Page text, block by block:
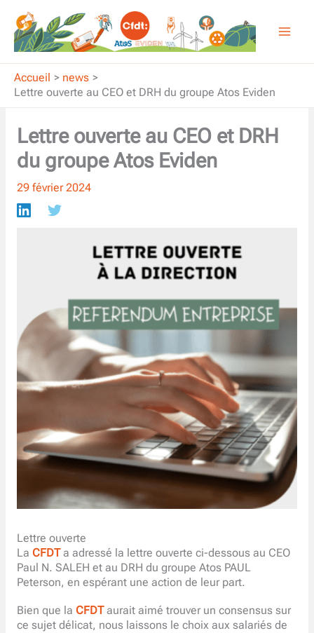
contenu
Accueil
news
Lettre ouverte au CEO et DRH du groupe Atos Eviden
Lettre ouverte au CEO et DRH
du groupe Atos Eviden
29 février 2024
Lettre ouverte
La CFDT a adressé la lettre ouverte ci-dessous au CEO
Paul N. SALEH et au DRH du groupe Atos PAUL
Peterson, en espérant une action de leur part.
Bien que la CFDT aurait aimé trouver un consensus sur
ce sujet délicat, nous laissons le choix aux salariés de